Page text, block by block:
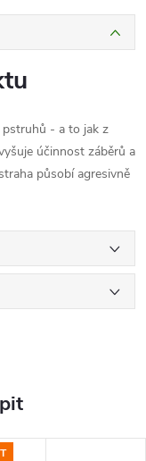
- a to jak z
účinnost záběrů a
působí agresivně